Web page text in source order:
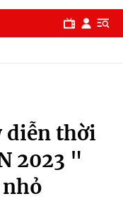
diễn thời
2023 "